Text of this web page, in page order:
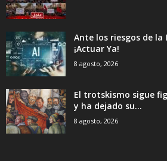
Ante los riesgos de
¡Actuar Ya!
8 agosto, 2026
El trotskismo sigue
y ha dejado su...
8 agosto, 2026